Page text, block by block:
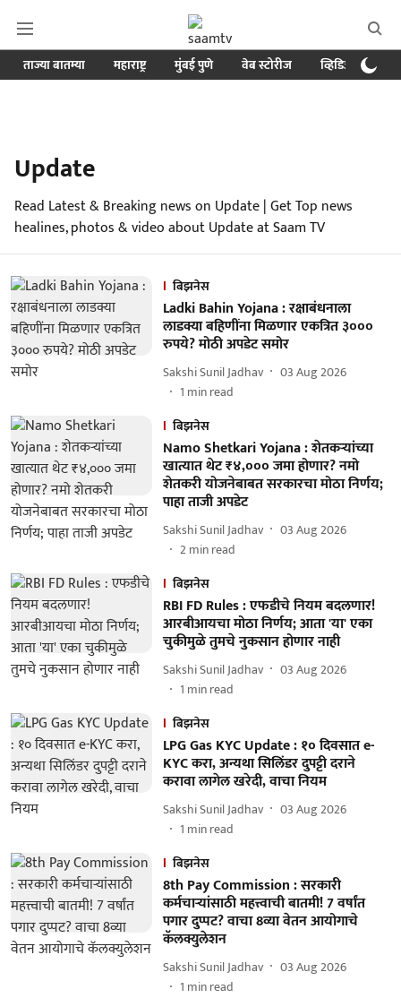
ताज्या बातम्या महाराष्ट्र मुंबई पुणे वेब स्टोरीज व्हिडिओ
Update
Read Latest & Breaking news on Update | Get Top news
healines, photos & video about Update at Saam TV
बिझनेस
Ladki Bahin Yojana : रक्षाबंधनाला
लाडक्या बहि‍णींना मिळणार एकत्रित ३०००
रुपये? मोठी अपडेट समोर
Sakshi Sunil Jadhav
03 Aug 2026
1 min read
बिझनेस
Namo Shetkari Yojana : शेतकऱ्यांच्या
खात्यात थेट ₹४,००० जमा होणार? नमो
शेतकरी योजनेबाबत सरकारचा मोठा निर्णय;
पाहा ताजी अपडेट
Sakshi Sunil Jadhav
03 Aug 2026
2min read
बिझनेस
RBI FD Rules : एफडीचे नियम बदलणार!
आरबीआयचा मोठा निर्णय; आता 'या' एका
चुकीमुळे तुमचे नुकसान होणार नाही
Sakshi Sunil Jadhav
03 Aug 2026
1 min read
बिझनेस
LPG Gas KYC Update : १० दिवसात e-
KYC करा, अन्यथा सिलिंडर दुपट्टी दराने
करावा लागेल खरेदी, वाचा नियम
Sakshi Sunil Jadhav
03 Aug 2026
1 min read
बिझनेस
8th Pay Commission : सरकारी
कर्मचाऱ्यांसाठी महत्त्वाची बातमी! 7 वर्षांत
पगार दुप्पट? वाचा 8व्या वेतन आयोगाचे
कॅलक्युलेशन
Sakshi Sunil Jadhav
03 Aug 2026
1 min read